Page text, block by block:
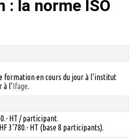
: la norme ISO
formation en cours du jour à l’institut
à l’Ifage.
HT / participant.
3’780.- HT (base 8 participants).